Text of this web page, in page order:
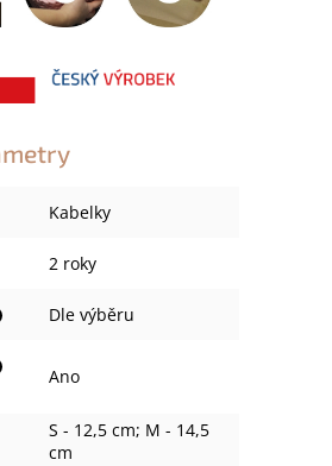
Kabelky
2 roky
Dle výběru
Ano
S - 12,5 cm; M - 14,5
cm